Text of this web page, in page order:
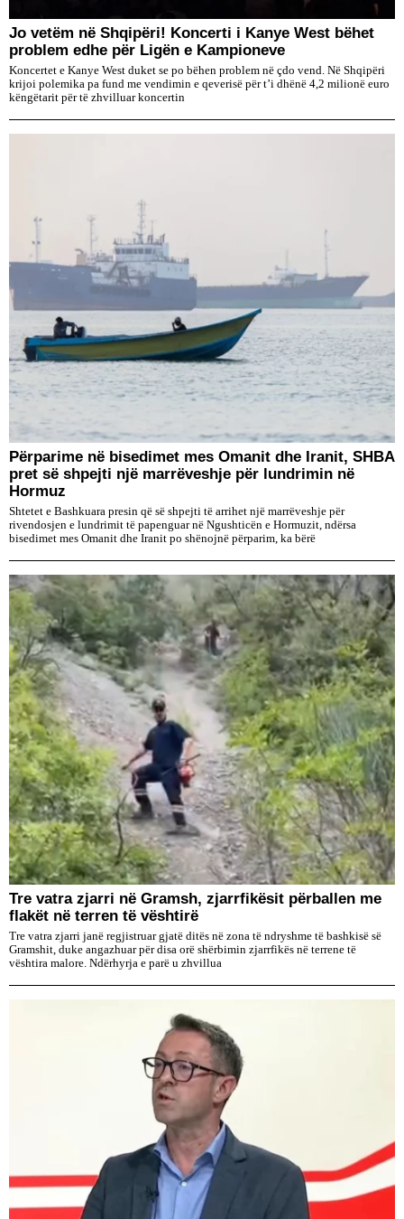
Jo vetëm në Shqipëri! Koncerti i Kanye West bëhet
problem edhe për Ligën e Kampioneve
Koncertet e Kanye West duket se po bëhen problem në çdo vend. Në Shqipëri
krijoi polemika pa fund me vendimin e qeverisë për t’i dhënë 4,2 milionë euro
këngëtarit për të zhvilluar koncertin
Përparime në bisedimet mes Omanit dhe Iranit, SHBA
pret së shpejti një marrëveshje për lundrimin në
Hormuz
Shtetet e Bashkuara presin që së shpejti të arrihet një marrëveshje për
rivendosjen e lundrimit të papenguar në Ngushticën e Hormuzit, ndërsa
bisedimet mes Omanit dhe Iranit po shënojnë përparim, ka bërë
Tre vatra zjarri në Gramsh, zjarrfikësit përballen me
flakët në terren të vështirë
Tre vatra zjarri janë regjistruar gjatë ditës në zona të ndryshme të bashkisë së
Gramshit, duke angazhuar për disa orë shërbimin zjarrfikës në terrene të
vështira malore. Ndërhyrja e parë u zhvillua